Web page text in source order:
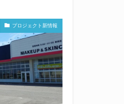
プロジェクト新情報